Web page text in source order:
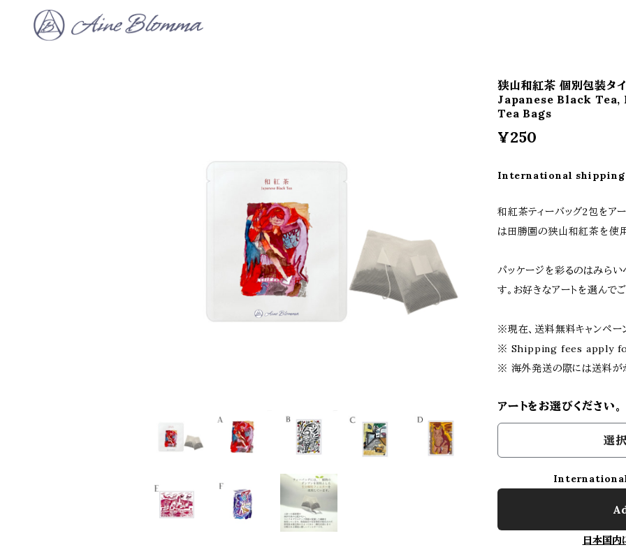
狭山和紅茶 個別包装タ
Japanese Black
Tea Bags
¥250
International
和紅茶ティーバッグ2包をア
は田勝園の狭山和紅茶を使
パッケージを彩るのはみらい
す。お好きなアートを選んで
※現在、送料無料キャンペー
※ Shipping fees apply
※ 海外発送の際には送料が
アートをお選びください。
選
日本国内